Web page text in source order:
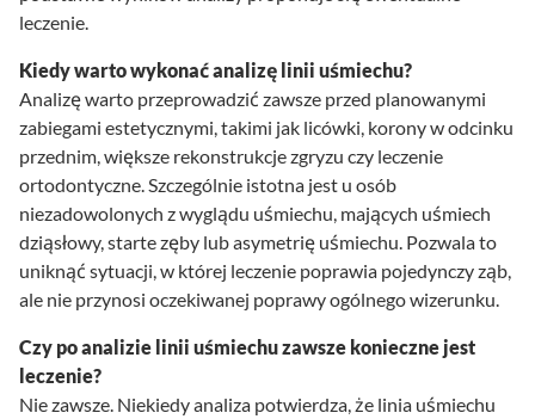
leczenie.
Kiedy warto wykonać analizę linii uśmiechu?
Analizę warto przeprowadzić zawsze przed planowanymi
zabiegami estetycznymi, takimi jak licówki, korony w odcinku
przednim, większe rekonstrukcje zgryzu czy leczenie
ortodontyczne. Szczególnie istotna jest u osób
niezadowolonych z wyglądu uśmiechu, mających uśmiech
dziąsłowy, starte zęby lub asymetrię uśmiechu. Pozwala to
uniknąć sytuacji, w której leczenie poprawia pojedynczy ząb,
ale nie przynosi oczekiwanej poprawy ogólnego wizerunku.
Czy po analizie linii uśmiechu zawsze konieczne jest
leczenie?
Nie zawsze. Niekiedy analiza potwierdza, że linia uśmiechu